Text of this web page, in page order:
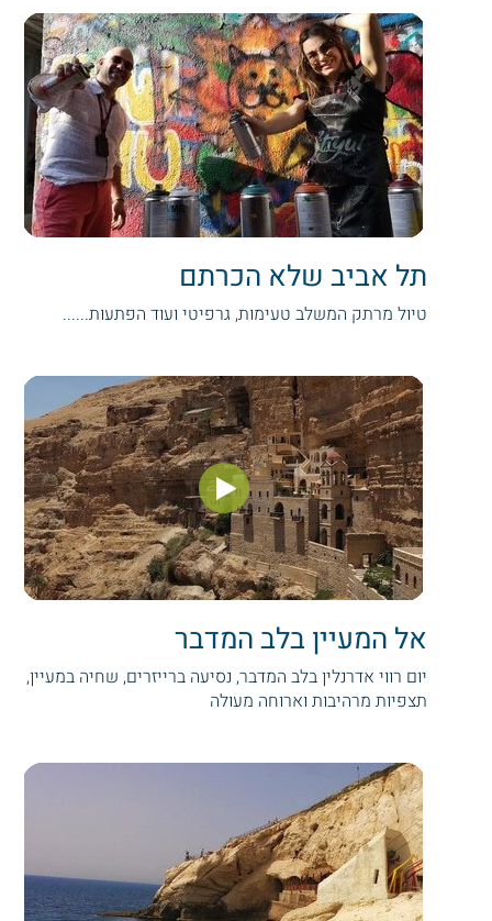
תל אביב שלא הכרתם
טיול מרתק המשלב טעימות, גרפיטי ועוד הפתעות......
אל המעיין בלב המדבר
יום רווי אדרנלין בלב המדבר, נסיעה ברייזרים, שחיה במעיין,
תצפיות מרהיבות וארוחה מעולה